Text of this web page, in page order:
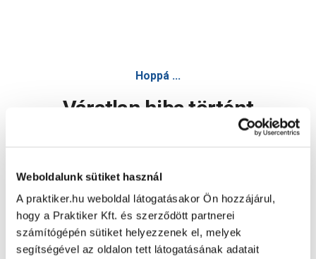
Weboldalunk sütiket használ
A praktiker.hu weboldal látogatásakor Ön hozzájárul,
hogy a Praktiker Kft. és szerződött partnerei
számítógépén sütiket helyezzenek el, melyek
segítségével az oldalon tett látogatásának adatait
Hoppá ...
Váratlan hiba történt
Oldal újratöltése